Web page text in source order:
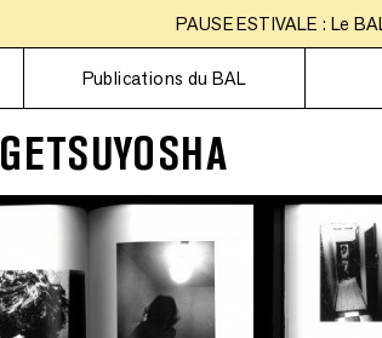
PAUSE ESTIVALE : Le
Publications du BAL
GETSUYOSHA